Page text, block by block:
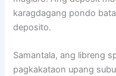
karagdagang pondo
deposito.
Samantala, ang libreng
pagkakataon upang